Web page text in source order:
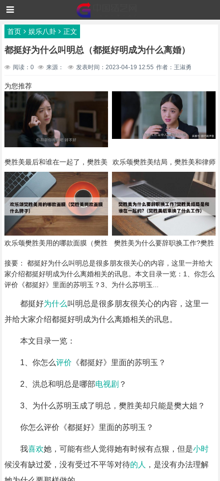
首页 娱乐八卦 正文
都挺好为什么叫明总（都挺好明成为什么离婚）
阅读：0 来源： 发表时间：2023-04-19 12:55 作者：王淑勇
为您推荐
樊胜美最后和谁在一起了，樊胜美
最后结局（第三部樊胜美和谁结婚
了） 本文共（3742字）
欢乐颂樊胜美结局，樊胜美和律师
在一起了（关雎尔害得曲筱绡家破
人亡） 本文共（4445字）
欢乐颂樊胜美用的哪款面膜（樊胜
樊胜美为什么要辞职换工作?樊胜
后来换了什么工作）
接要： 都挺好为什么叫明总是很多朋友很关心的内容，这里一并给大
家介绍都挺好明成为什么离婚相关的讯息。本文目录一览：1、你怎么
评价《都挺好》里面的苏明玉？3、为什么苏明玉...
都挺好为什么叫明总是很多朋友很关心的内容，这里一
并给大家介绍都挺好明成为什么离婚相关的讯息。
本文目录一览：
1、你怎么评价 《都挺好》里面的苏明玉？
2、洪总和明总是哪部电视剧 ？
3、为什么苏明玉成了明总，樊胜美却只能是樊大姐？
你怎么评价《都挺好》里面的苏明玉？
我喜欢她，可能有些人觉得她有时候有点狠，但是小时
候没有缺过爱，没有受过不平等对待的人
，是没有办法理解